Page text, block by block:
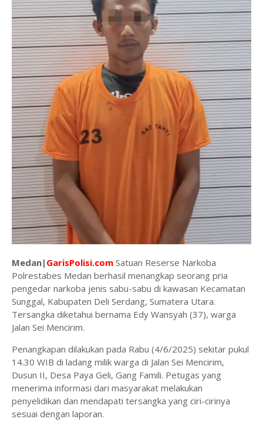
Medan| GarisPolisi.com Satuan Reserse Narkoba
Polrestabes Medan berhasil menangkap seorang pria
pengedar narkoba jenis sabu-sabu di kawasan Kecamatan
Sunggal, Kabupaten Deli Serdang, Sumatera Utara.
Tersangka diketahui bernama Edy Wansyah (37), warga
Jalan Sei Mencirim.
Penangkapan dilakukan pada Rabu (4/6/2025) sekitar pukul
14.30 WIB di ladang milik warga di Jalan Sei Mencirim,
Dusun II, Desa Paya Geli, Gang Famili. Petugas yang
menerima informasi dari masyarakat melakukan
penyelidikan dan mendapati tersangka yang ciri-cirinya
sesuai dengan laporan.